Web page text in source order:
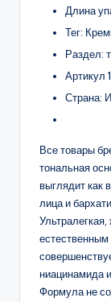
Длина
Тег:
Раздел:
Артикул
Страна:
Все товары
тональная
выглядит как
лица и
ниацинамида
Формула не